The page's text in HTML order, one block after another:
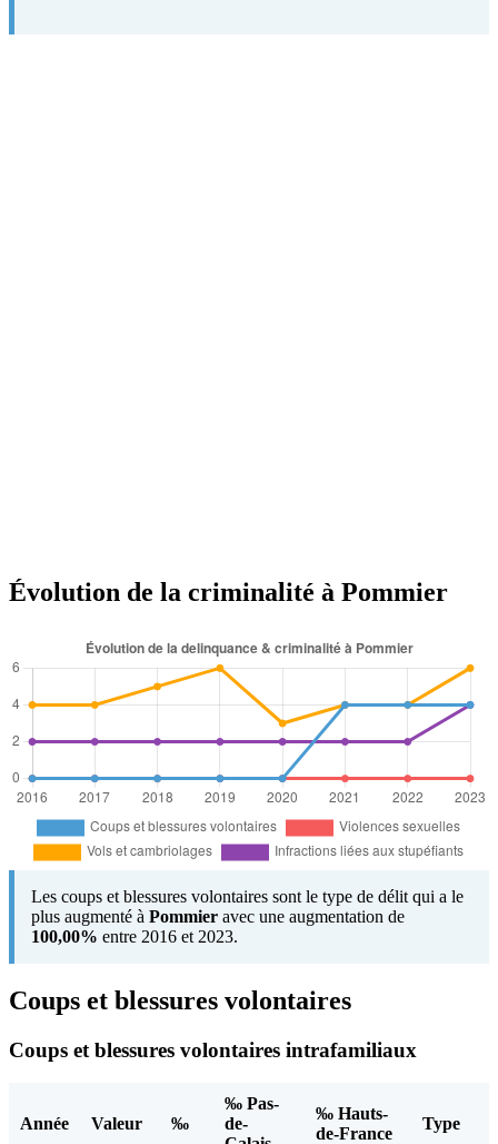
Évolution de la criminalité à Pommier
Les coups et blessures volontaires sont le type de délit qui a le
plus augmenté à Pommier avec une augmentation de
100,00% entre 2016 et 2023.
Coups et blessures volontaires
Coups et blessures volontaires intrafamiliaux
Année Valeur ‰
‰ Pas-
de-
‰ Hauts-
de-France
Type